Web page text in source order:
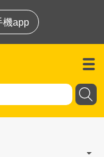
機app